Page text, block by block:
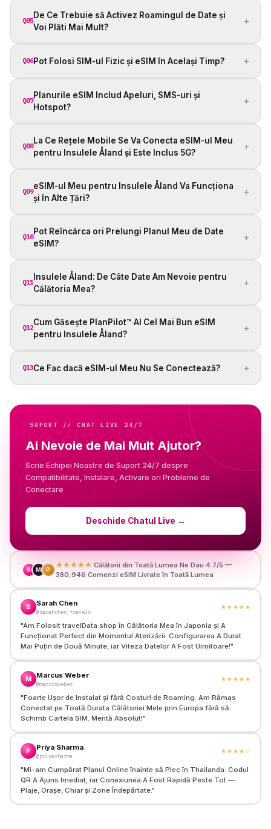
Q05
De Ce Trebuie să Activez Roamingul de Date și
Voi Plăti Mai Mult?
+
Q06Pot Folosi SIM-ul Fizic și eSIM în Același Timp? +
Q07
Planurile eSIM Includ Apeluri, SMS-uri și
Hotspot?
+
Q08
La Ce Rețele Mobile Se Va Conecta eSIM-ul Meu
pentru Insulele Åland și Este Inclus 5G?
+
Q09
eSIM-ul Meu pentru Insulele Åland Va Funcționa
și în Alte Țări?
+
Q10
Pot Reîncărca ori Prelungi Planul Meu de Date
eSIM?
+
Q11
Insulele Åland: De Câte Date Am Nevoie pentru
Călătoria Mea?
+
Q12
Cum Găsește PlanPilot™ AI Cel Mai Bun eSIM
pentru Insulele Åland?
+
Q13Ce Fac dacă eSIM-ul Meu Nu Se Conectează? +
SUPORT // CHAT LIVE 24/7
Ai Nevoie de Mai Mult Ajutor?
Scrie Echipei Noastre de Suport 24/7 despre
Compatibilitate, Instalare, Activare ori Probleme de
Conectare
Deschide Chatul Live →
S M P
★★★★★ Călătorii din Toată Lumea Ne Dau 4.7/5 —
380,946 Comenzi eSIM Livrate în Toată Lumea
S Sarah Chen
@sarahchen_travels
★★★★★
"Am Folosit travelData.shop în Călătoria Mea în Japonia și A
Funcționat Perfect din Momentul Aterizării. Configurarea A Durat
Mai Puțin de Două Minute, iar Viteza Datelor A Fost Uimitoare!"
M Marcus Weber
@marcusweber
★★★★★
"Foarte Ușor de Instalat și fără Costuri de Roaming. Am Rămas
Conectat pe Toată Durata Călătoriei Mele prin Europa fără să
Schimb Cartela SIM. Merită Absolut!"
P Priya Sharma
@priyasharma
★★★★ ☆
"Mi-am Cumpărat Planul Online înainte să Plec în Thailanda. Codul
QR A Ajuns Imediat, iar Conexiunea A Fost Rapidă Peste Tot —
Plaje, Orașe, Chiar și Zone Îndepărtate."